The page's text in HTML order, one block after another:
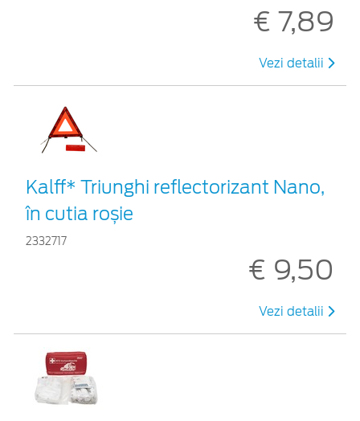
€ 7,89
Vezi detalii
Kalff* Triunghi reflectorizant Nano,
în cutia roșie
2332717
€ 9,50
Vezi detalii